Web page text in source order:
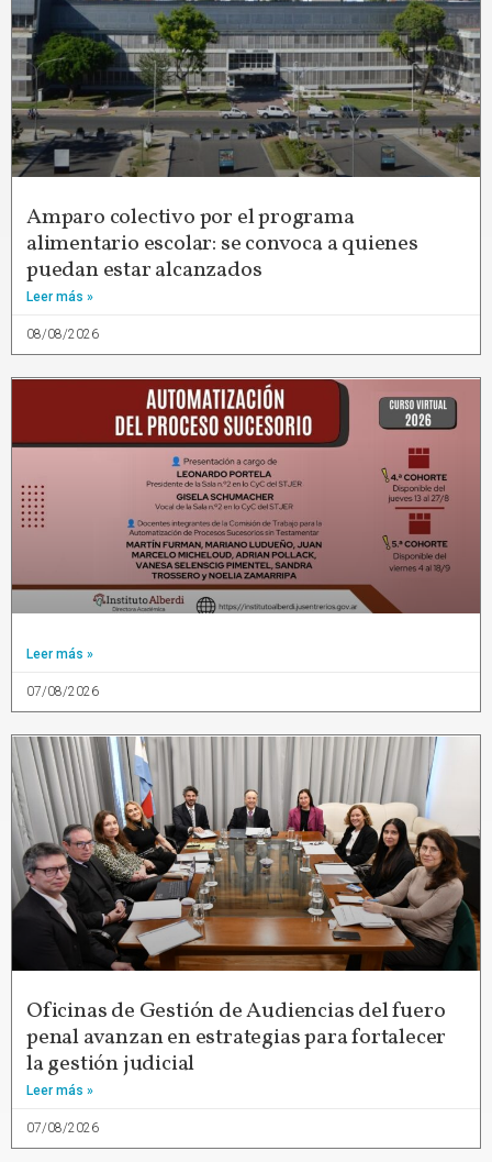
Amparo colectivo por el programa
alimentario escolar: se convoca a quienes
puedan estar alcanzados
Leer más »
08/08/2026
Leer más »
07/08/2026
Oficinas de Gestión de Audiencias del fuero
penal avanzan en estrategias para fortalecer
la gestión judicial
Leer más »
07/08/2026